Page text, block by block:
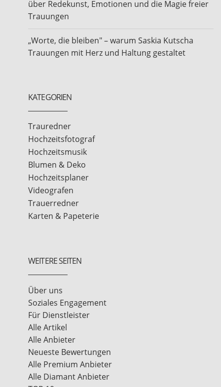
über Redekunst, Emotionen und die Magie freier
Trauungen
„Worte, die bleiben" – warum Saskia Kutscha
Trauungen mit Herz und Haltung gestaltet
KATEGORIEN
Trauredner
Hochzeitsfotograf
Hochzeitsmusik
Blumen & Deko
Hochzeitsplaner
Videografen
Trauerredner
Karten & Papeterie
WEITERE SEITEN
Über uns
Soziales Engagement
Für Dienstleister
Alle Artikel
Alle Anbieter
Neueste Bewertungen
Alle Premium Anbieter
Alle Diamant Anbieter